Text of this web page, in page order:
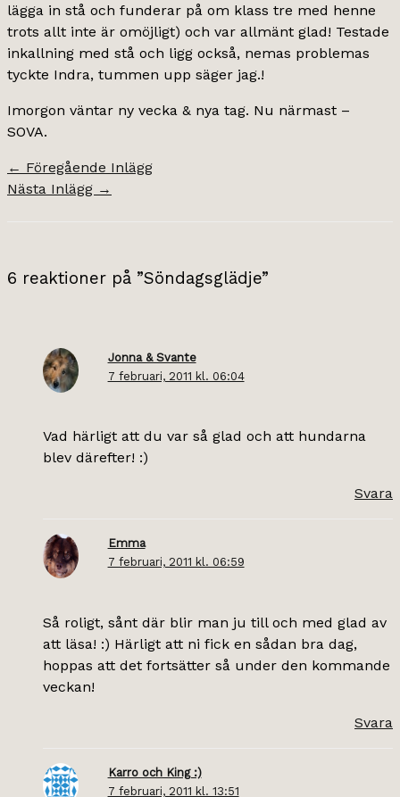
lägga in stå och funderar på om klass tre med henne
trots allt inte är omöjligt) och var allmänt glad! Testade
inkallning med stå och ligg också, nemas problemas
tyckte Indra, tummen upp säger jag.!
Imorgon väntar ny vecka & nya tag. Nu närmast –
SOVA.
← Föregående Inlägg
Nästa Inlägg →
6 reaktioner på ”Söndagsglädje”
Jonna & Svante
7 februari, 2011 kl. 06:04
Vad härligt att du var så glad och att hundarna
blev därefter! :)
Svara
Emma
7 februari, 2011 kl. 06:59
Så roligt, sånt där blir man ju till och med glad av
att läsa! :) Härligt att ni fick en sådan bra dag,
hoppas att det fortsätter så under den kommande
veckan!
Svara
Karro och King :)
7 februari, 2011 kl. 13:51